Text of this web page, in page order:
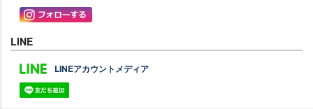
LINE
LINEアカウントメディア